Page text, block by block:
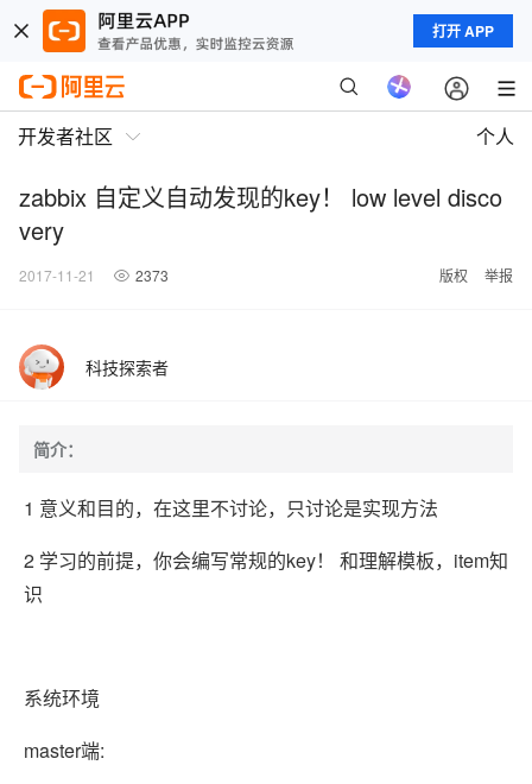
打开 APP
开发者社区 个人
zabbix 自定义自动发现的key！ low level disco
very
2017-11-21 2373 版权 举报
科技探索者
简介：
1 意义和目的，在这里不讨论，只讨论是实现方法
2 学习的前提，你会编写常规的key！ 和理解模板，item知
识
系统环境
master端: